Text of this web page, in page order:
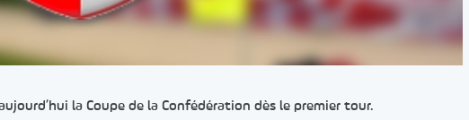
la Coupe de la Confédération dès le premier tour.